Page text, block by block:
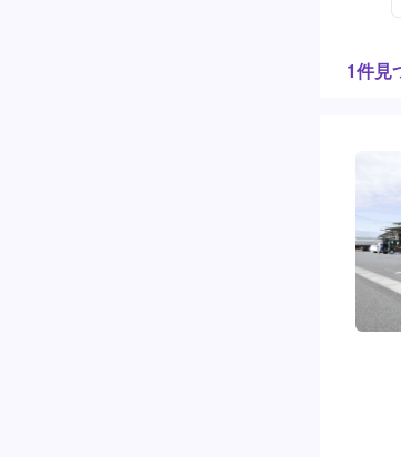
1件見